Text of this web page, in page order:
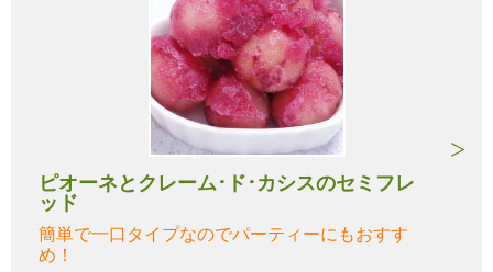
ピオーネとクレーム･ド･カシスのセミフレ
ッド
簡単で一口タイプなのでパーティーにもおすす
め！